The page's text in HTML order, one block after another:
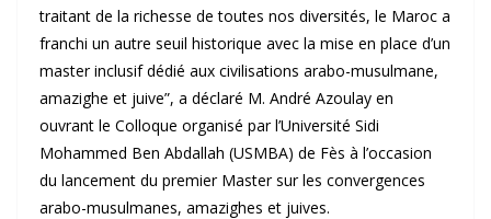
traitant de la richesse de toutes nos diversités, le Maroc a
franchi un autre seuil historique avec la mise en place d’un
master inclusif dédié aux civilisations arabo-musulmane,
amazighe et juive”, a déclaré M. André Azoulay en
ouvrant le Colloque organisé par l’Université Sidi
Mohammed Ben Abdallah (USMBA) de Fès à l’occasion
du lancement du premier Master sur les convergences
arabo-musulmanes, amazighes et juives.